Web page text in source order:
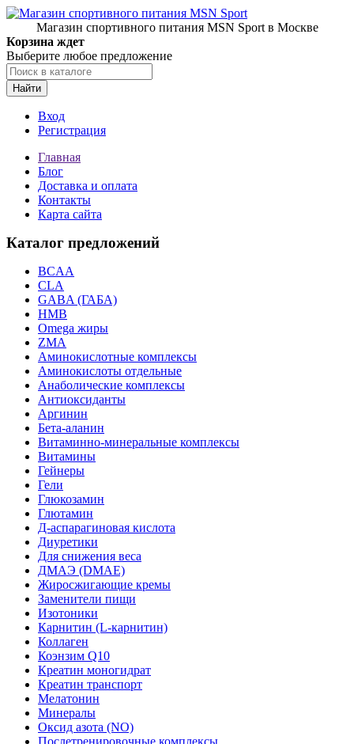
Магазин спортивного питания MSN Sport в Москве
Корзина ждет
Выберите любое предложение
Найти
Вход
Регистрация
Главная
Блог
Доставка и оплата
Контакты
Карта сайта
Каталог предложений
BCAA
CLA
GABA (ГАБА)
HMB
Omega жиры
ZMA
Аминокислотные комплексы
Аминокислоты отдельные
Анаболические комплексы
Антиоксиданты
Аргинин
Бета-аланин
Витаминно-минеральные комплексы
Витамины
Гейнеры
Гели
Глюкозамин
Глютамин
Д-аспарагиновая кислота
Диуретики
Для снижения веса
ДМАЭ (DMAE)
Жиросжигающие кремы
Заменители пищи
Изотоники
Карнитин (L-карнитин)
Коллаген
Коэнзим Q10
Креатин моногидрат
Креатин транспорт
Мелатонин
Минералы
Оксид азота (NO)
Послетренировочные комплексы